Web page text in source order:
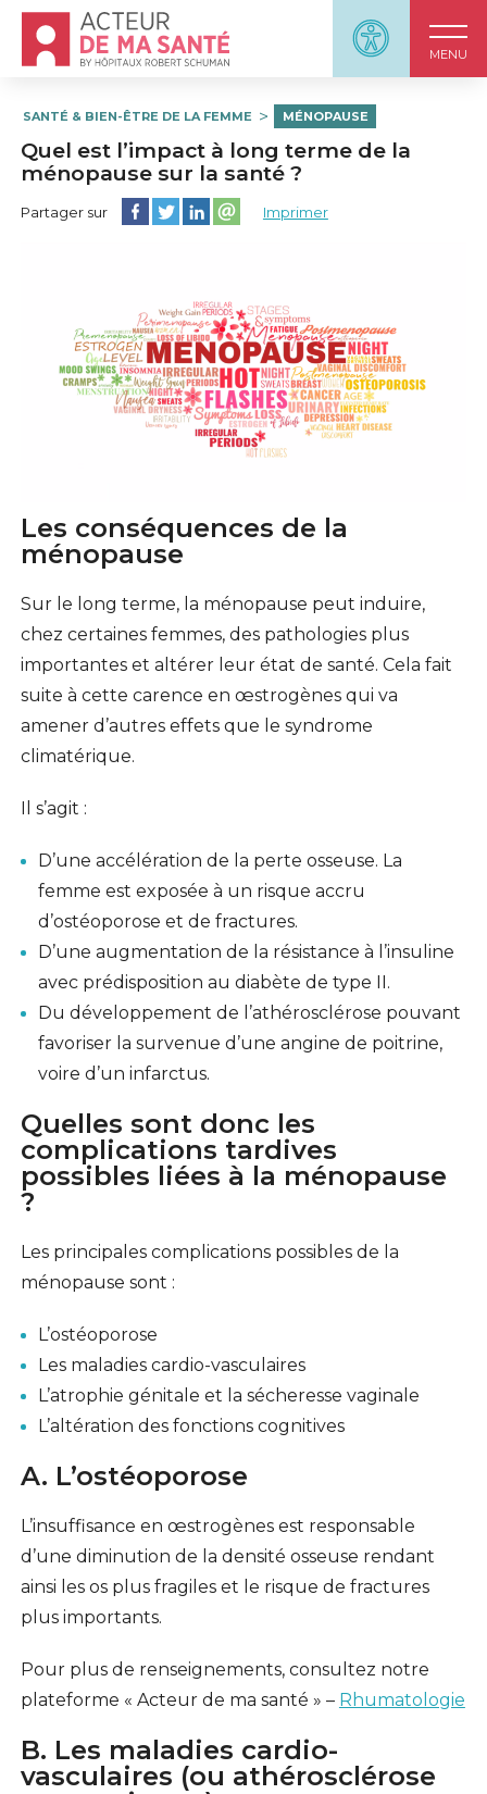
Panneau
MENU
Accueil - Acteur de ma santé, by HôpitauxRobert
SANTÉ & BIEN-ÊTRE DE LA FEMME MÉNOPAUSE
Quel est l’impact à long terme de la
ménopause sur la santé ?
Partager sur Partager cette page sur Facebook
Partager cette page sur Twitter
Partager cette page sur LinkedIn
Partager cette page sur email
Imprimer
Les conséquences de la
ménopause
Sur le long terme, la ménopause peut induire,
chez certaines femmes, des pathologies plus
importantes et altérer leur état de santé. Cela fait
suite à cette carence en œstrogènes qui va
amener d’autres effets que le syndrome
climatérique.
Il s’agit :
D’une accélération de la perte osseuse. La
femme est exposée à un risque accru
d’ostéoporose et de fractures.
D’une augmentation de la résistance à l’insuline
avec prédisposition au diabète de type II.
Du développement de l’athérosclérose pouvant
favoriser la survenue d’une angine de poitrine,
voire d’un infarctus.
Quelles sont donc les
complications tardives
possibles liées à la ménopause
?
Les principales complications possibles de la
ménopause sont :
L’ostéoporose
Les maladies cardio-vasculaires
L’atrophie génitale et la sécheresse vaginale
L’altération des fonctions cognitives
A. L’ostéoporose
L’insuffisance en œstrogènes est responsable
d’une diminution de la densité osseuse rendant
ainsi les os plus fragiles et le risque de fractures
plus importants.
Pour plus de renseignements, consultez notre
plateforme « Acteur de ma santé » – Rhumatologie
B. Les maladies cardio-
vasculaires (ou athérosclérose